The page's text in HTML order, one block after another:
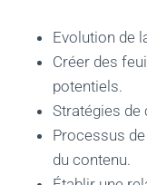
Evolution de
Créer des
potentiels.
Stratégies de
Processus
du contenu.